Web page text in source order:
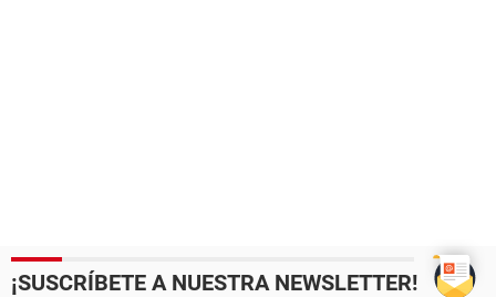
¡SUSCRÍBETE A NUESTRA NEWSLETTER!